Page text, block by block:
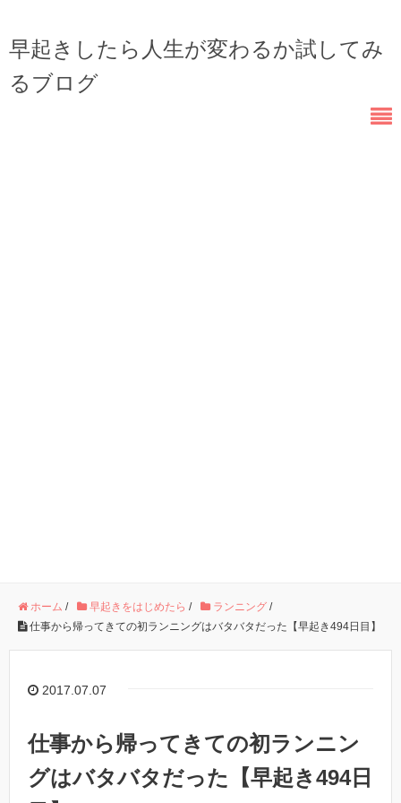
早起きしたら人生が変わるか試してみ
るブログ
ホーム / 早起きをはじめたら / ランニング /
仕事から帰ってきての初ランニングはバタバタだった【早起き494日目】
2017.07.07
仕事から帰ってきての初ランニン
グはバタバタだった【早起き494日